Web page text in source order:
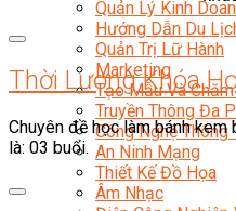
Quản Lý Kinh
Hướng Dẫn Du
Quản Trị Lữ Hành
Marketing
Tạo Mẫu Và
Truyền Thông Đa
Công Nghệ Thông
An Ninh Mạng
Thiết Kế Đồ Họa
Âm Nhạc
Thời Lượng Khóa
Chuyên đề học làm bánh
là: 03 buổi.